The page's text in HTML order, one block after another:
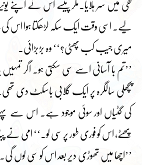
نفی میں سر ہلایا۔مگر پیسے اس نے اپنے
لیے۔ اسی وقت ایک سکہ لڑھکتا ہوا اس کی
میری جیب کب پھٹی؟‘‘ وہ بڑبڑائی۔
’’تم با آسانی اسے سی سکتی ہو۔ اگر
پچھلی سالگرہ پر ایک گلابی باسکٹ دی
کی گٹیاں اور سوئی موجود ہے۔ اس سے
پھٹے، اس کو فوری طور پر سی لو۔‘‘ امی نے
’’اچھا میں تھوڑی دیر بعد اس کو سی لوں